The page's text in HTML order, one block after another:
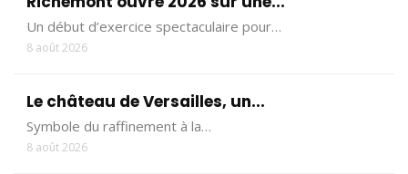
Un début d’exercice spectaculaire pour…
8 août 2026
Le château de Versailles, un...
Symbole du raffinement à la…
8 août 2026